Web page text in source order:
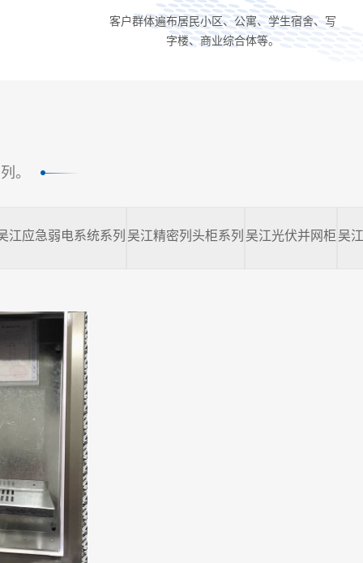
客户群体遍布居民小区、公寓、学生宿舍、写
字楼、商业综合体等。
。
江应急弱电系统系列 吴江精密列头柜系列 吴江光伏并网柜 吴